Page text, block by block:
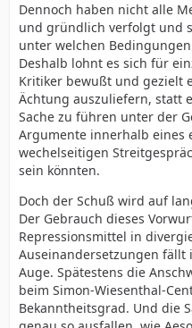
Dennoch haben nicht alle
und gründlich verfolgt und
unter welchen
Deshalb lohnt es sich für
Kritiker bewußt und gezielt
Ächtung auszuliefern, statt
Sache zu führen unter der
Argumente innerhalb eines
wechelseitigen
sein könnten.
Doch der Schuß wird auf
Der Gebrauch dieses
Repressionsmittel in
Auseinandersetzungen fällt
Auge. Spätestens die
beim Simon-Wiesenthal-
Bekanntheitsgrad. Und die